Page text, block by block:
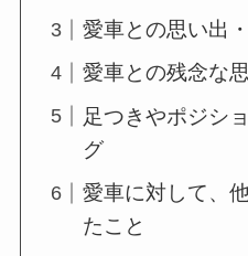
愛車との思い出
愛車との残念な
足つきやポジシ
グ
愛車に対して、
たこと